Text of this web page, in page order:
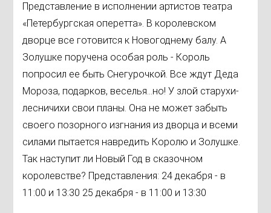
Представление в исполнении артистов театра
«Петербургская оперетта». В королевском
дворце все готовится к Новогоднему балу. А
Золушке поручена особая роль - Король
попросил ее быть Снегурочкой. Все ждут Деда
Мороза, подарков, веселья…но! У злой старухи-
лесничихи свои планы. Она не может забыть
своего позорного изгнания из дворца и всеми
силами пытается навредить Королю и Золушке.
Так наступит ли Новый Год в сказочном
королевстве? Представления: 24 декабря - в
11:00 и 13:30 25 декабря - в 11:00 и 13:30